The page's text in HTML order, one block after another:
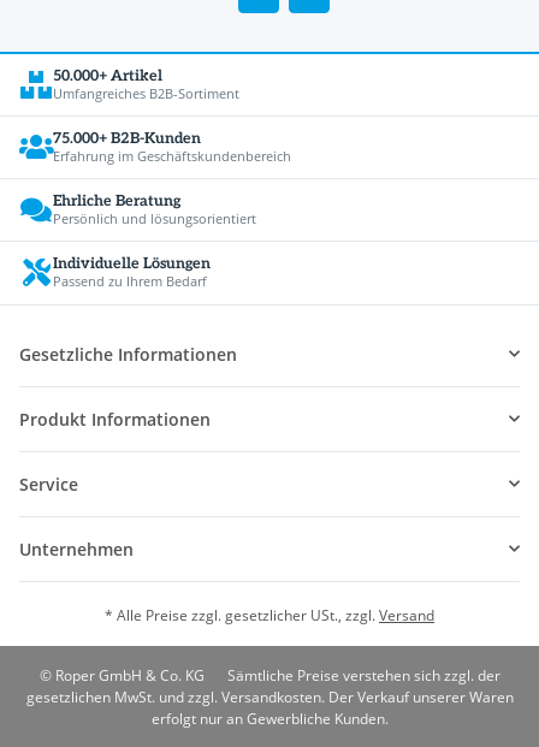
50.000+ Artikel
Umfangreiches B2B-Sortiment
75.000+ B2B-Kunden
Erfahrung im Geschäftskundenbereich
Ehrliche Beratung
Persönlich und lösungsorientiert
Individuelle Lösungen
Passend zu Ihrem Bedarf
Gesetzliche Informationen
Produkt Informationen
Service
Unternehmen
* Alle Preise zzgl. gesetzlicher USt., zzgl.Versand
© Roper GmbH & Co. KG
Sämtliche Preise verstehen sich zzgl. der
gesetzlichen MwSt. und zzgl. Versandkosten. Der Verkauf unserer Waren
erfolgt nur an Gewerbliche Kunden.